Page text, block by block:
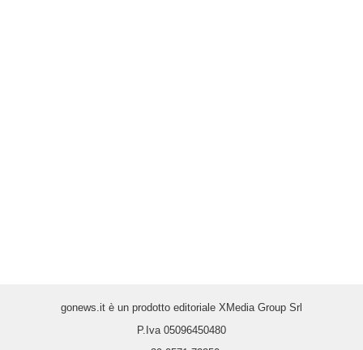
gonews.it è un prodotto editoriale XMedia Group Srl
P.Iva 05096450480